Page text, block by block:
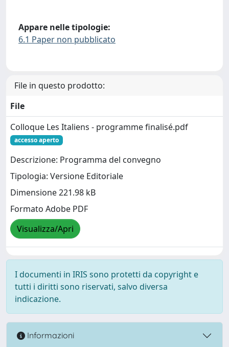
Appare nelle tipologie:
6.1 Paper non pubblicato
File in questo prodotto:
File
Colloque Les Italiens - programme finalisé.pdf
accesso aperto
Descrizione: Programma del convegno
Tipologia: Versione Editoriale
Dimensione 221.98 kB
Formato Adobe PDF
Visualizza/Apri
I documenti in IRIS sono protetti da copyright e
tutti i diritti sono riservati, salvo diversa
indicazione.
Informazioni